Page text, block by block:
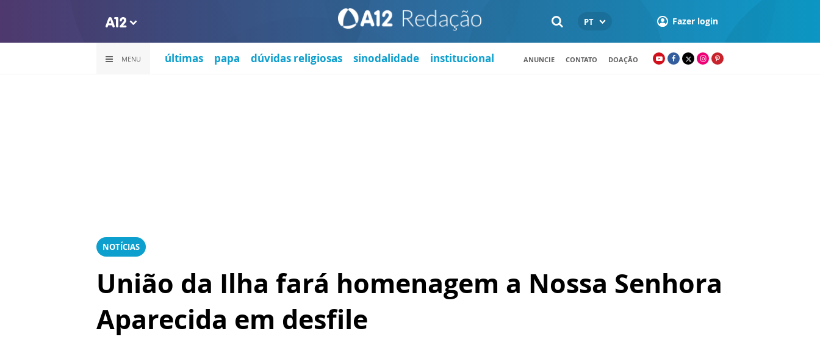
PT Fazer login
MENU últimas papa dúvidas religiosas sinodalidade institucional ANUNCIE CONTATO DOAÇÃO
NOTÍCIAS
União da Ilha fará homenagem a Nossa Senhora
Aparecida em desfile